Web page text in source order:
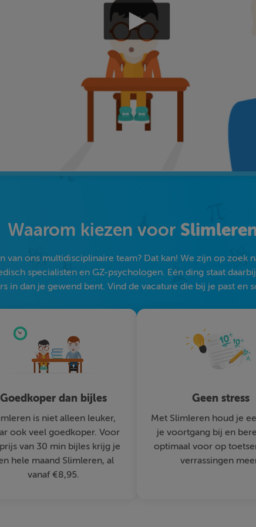
Waarom kiezen voor
van ons multidisciplinaire team? Dat kan! We zijn op zoek
specialisten en GZ-psychologen. Eén ding staat
in dan je gewend bent. Vind de vacature die bij je past en
Goedkoper dan bijles
is niet alleen leuker,
ook veel goedkoper. Voor
van 30 min bijles krijg je
hele maand Slimleren, al
vanaf €8,95.
Geen stress
Met Slimleren houd je
je voortgang bij en
optimaal voor op
verrassingen